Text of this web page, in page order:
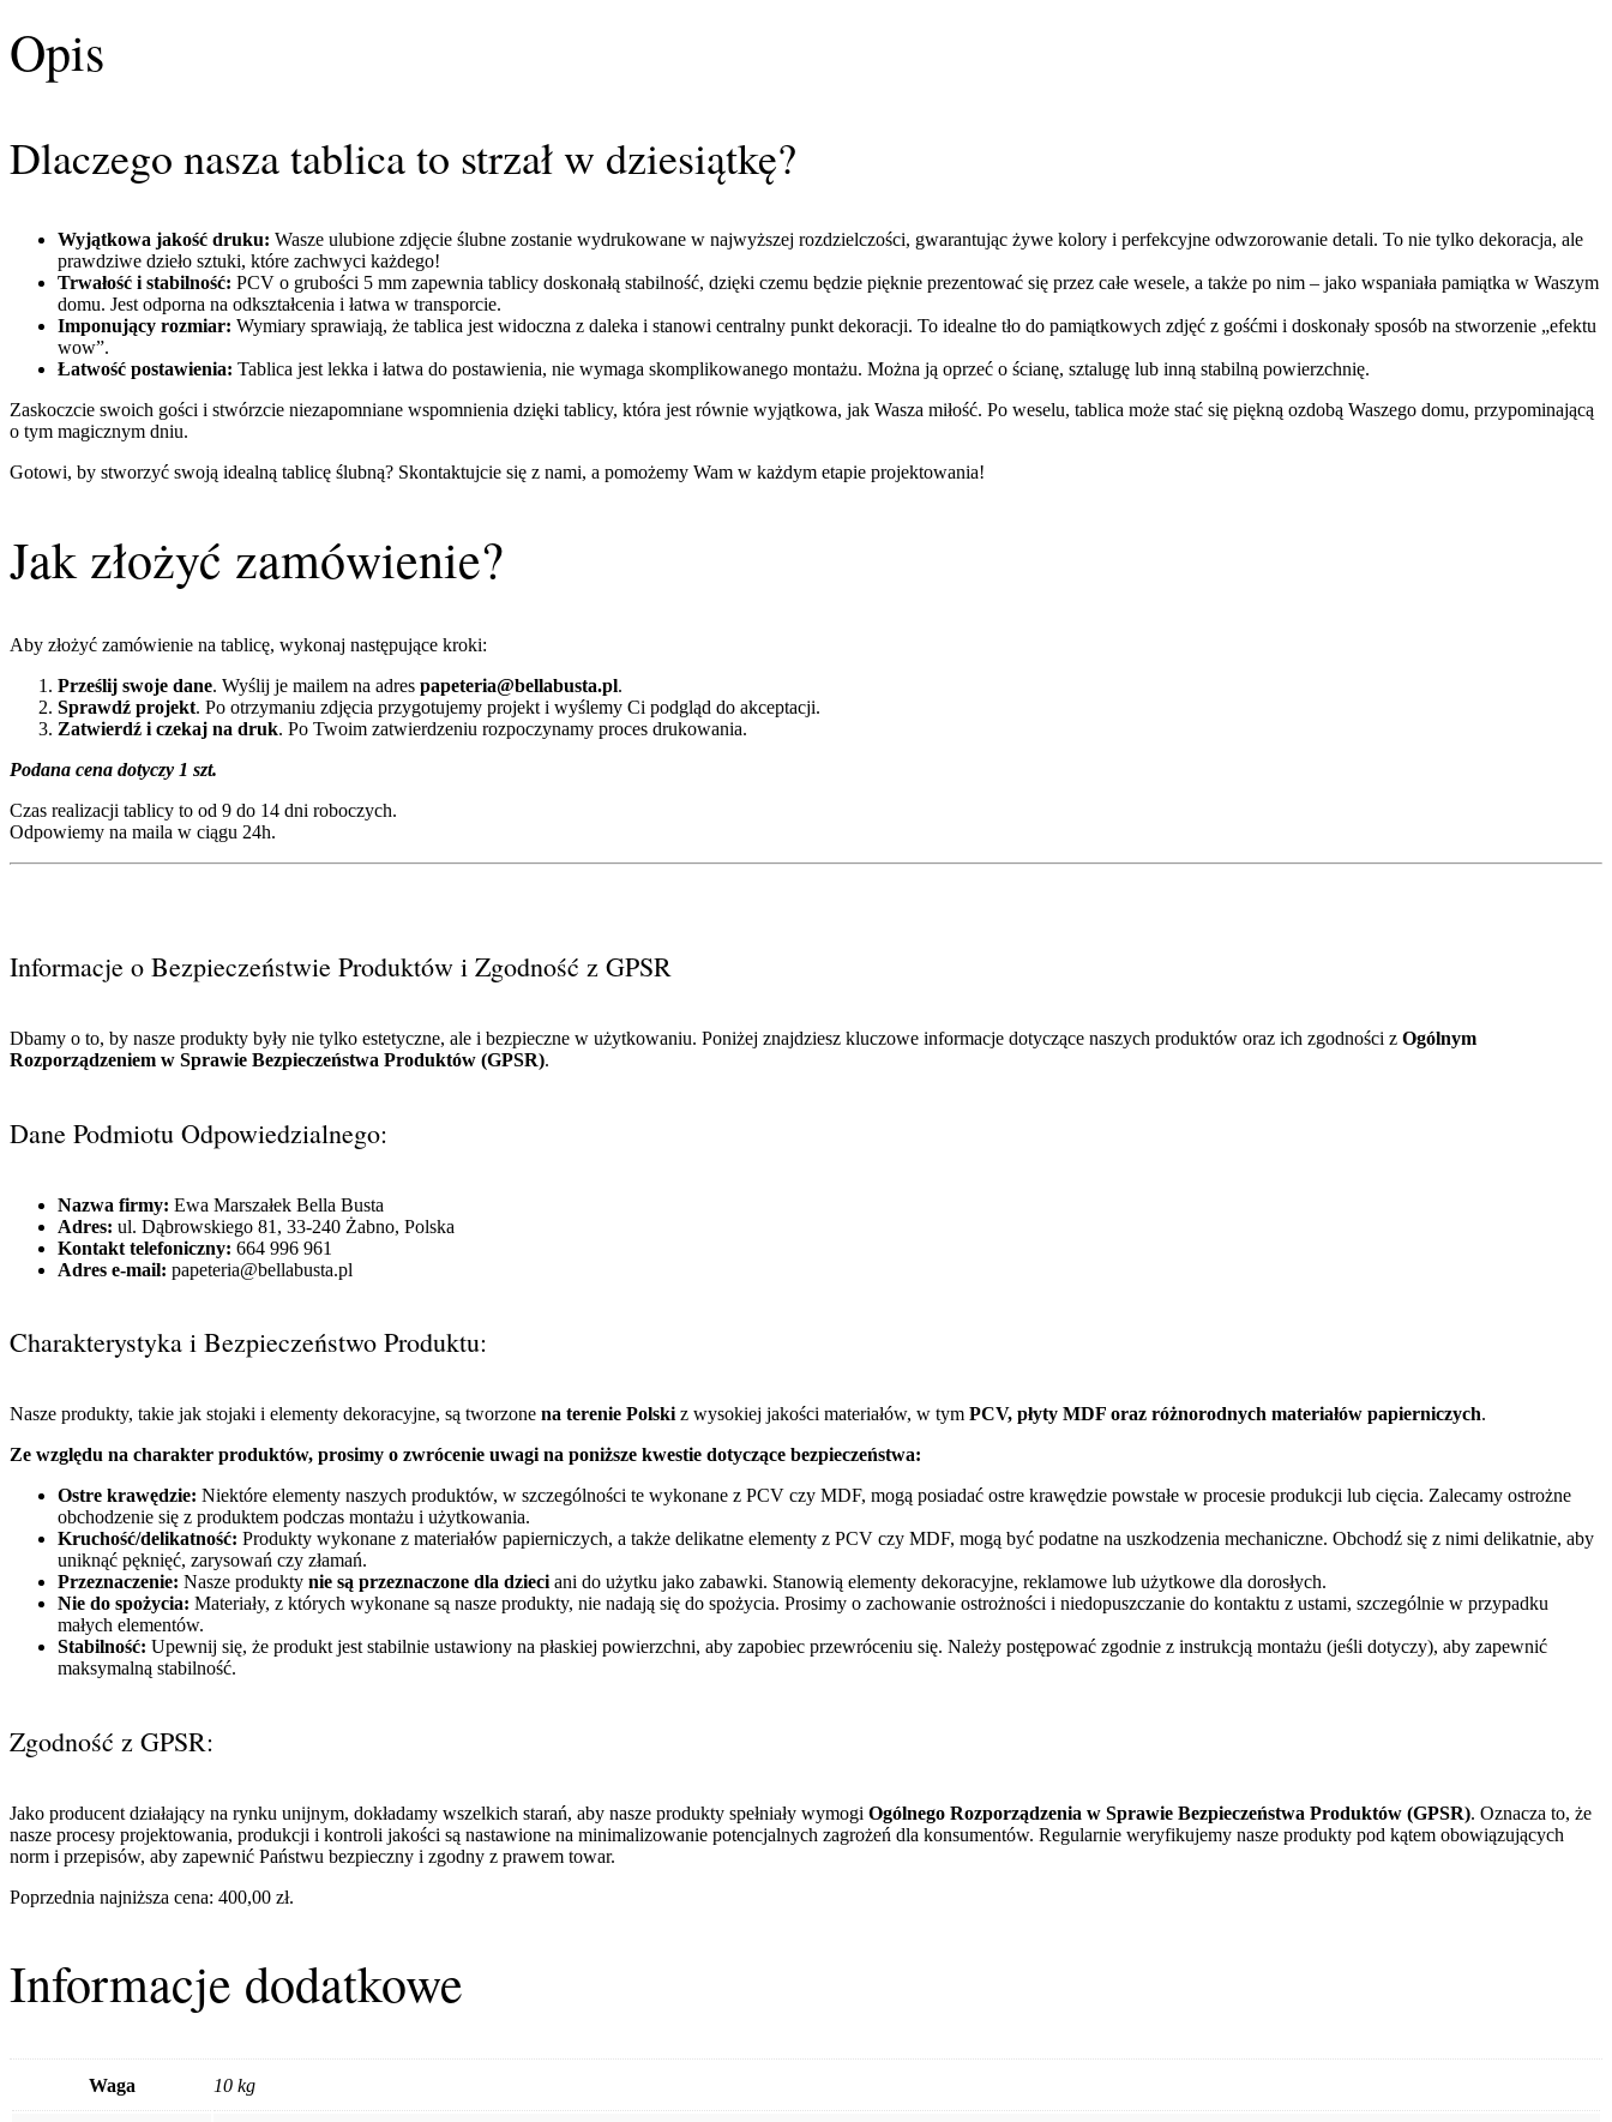
Opis
Dlaczego nasza tablica to strzał w dziesiątkę?
Wyjątkowa jakość druku: Wasze ulubione zdjęcie ślubne zostanie wydrukowane w najwyższej rozdzielczości, gwarantując żywe kolory i perfekcyjne odwzorowanie detali. To nie tylko dekoracja, ale
prawdziwe dzieło sztuki, które zachwyci każdego!
Trwałość i stabilność: PCV o grubości 5 mm zapewnia tablicy doskonałą stabilność, dzięki czemu będzie pięknie prezentować się przez całe wesele, a także po nim – jako wspaniała pamiątka w Waszym
domu. Jest odporna na odkształcenia i łatwa w transporcie.
Imponujący rozmiar: Wymiary sprawiają, że tablica jest widoczna z daleka i stanowi centralny punkt dekoracji. To idealne tło do pamiątkowych zdjęć z gośćmi i doskonały sposób na stworzenie „efektu
wow”.
Łatwość postawienia: Tablica jest lekka i łatwa do postawienia, nie wymaga skomplikowanego montażu. Można ją oprzeć o ścianę, sztalugę lub inną stabilną powierzchnię.
Zaskoczcie swoich gości i stwórzcie niezapomniane wspomnienia dzięki tablicy, która jest równie wyjątkowa, jak Wasza miłość. Po weselu, tablica może stać się piękną ozdobą Waszego domu, przypominającą
o tym magicznym dniu.
Gotowi, by stworzyć swoją idealną tablicę ślubną? Skontaktujcie się z nami, a pomożemy Wam w każdym etapie projektowania!
Jak złożyć zamówienie?
Aby złożyć zamówienie na tablicę, wykonaj następujące kroki:
Prześlij swoje dane. Wyślij je mailem na adres papeteria@bellabusta.pl.
Sprawdź projekt. Po otrzymaniu zdjęcia przygotujemy projekt i wyślemy Ci podgląd do akceptacji.
Zatwierdź i czekaj na druk. Po Twoim zatwierdzeniu rozpoczynamy proces drukowania.
Podana cena dotyczy 1 szt.
Czas realizacji tablicy to od 9 do 14 dni roboczych.
Odpowiemy na maila w ciągu 24h.
Informacje o Bezpieczeństwie Produktów i Zgodność z GPSR
Dbamy o to, by nasze produkty były nie tylko estetyczne, ale i bezpieczne w użytkowaniu. Poniżej znajdziesz kluczowe informacje dotyczące naszych produktów oraz ich zgodności z Ogólnym
Rozporządzeniem w Sprawie Bezpieczeństwa Produktów (GPSR).
Dane Podmiotu Odpowiedzialnego:
Nazwa firmy: Ewa Marszałek Bella Busta
Adres: ul. Dąbrowskiego 81, 33-240 Żabno, Polska
Kontakt telefoniczny: 664 996 961
Adres e-mail: papeteria@bellabusta.pl
Charakterystyka i Bezpieczeństwo Produktu:
Nasze produkty, takie jak stojaki i elementy dekoracyjne, są tworzone na terenie Polski z wysokiej jakości materiałów, w tym PCV, płyty MDF oraz różnorodnych materiałów papierniczych.
Ze względu na charakter produktów, prosimy o zwrócenie uwagi na poniższe kwestie dotyczące bezpieczeństwa:
Ostre krawędzie: Niektóre elementy naszych produktów, w szczególności te wykonane z PCV czy MDF, mogą posiadać ostre krawędzie powstałe w procesie produkcji lub cięcia. Zalecamy ostrożne
obchodzenie się z produktem podczas montażu i użytkowania.
Kruchość/delikatność: Produkty wykonane z materiałów papierniczych, a także delikatne elementy z PCV czy MDF, mogą być podatne na uszkodzenia mechaniczne. Obchodź się z nimi delikatnie, aby
uniknąć pęknięć, zarysowań czy złamań.
Przeznaczenie: Nasze produkty nie są przeznaczone dla dzieci ani do użytku jako zabawki. Stanowią elementy dekoracyjne, reklamowe lub użytkowe dla dorosłych.
Nie do spożycia: Materiały, z których wykonane są nasze produkty, nie nadają się do spożycia. Prosimy o zachowanie ostrożności i niedopuszczanie do kontaktu z ustami, szczególnie w przypadku
małych elementów.
Stabilność: Upewnij się, że produkt jest stabilnie ustawiony na płaskiej powierzchni, aby zapobiec przewróceniu się. Należy postępować zgodnie z instrukcją montażu (jeśli dotyczy), aby zapewnić
maksymalną stabilność.
Zgodność z GPSR:
Jako producent działający na rynku unijnym, dokładamy wszelkich starań, aby nasze produkty spełniały wymogi Ogólnego Rozporządzenia w Sprawie Bezpieczeństwa Produktów (GPSR). Oznacza to, że
nasze procesy projektowania, produkcji i kontroli jakości są nastawione na minimalizowanie potencjalnych zagrożeń dla konsumentów. Regularnie weryfikujemy nasze produkty pod kątem obowiązujących
norm i przepisów, aby zapewnić Państwu bezpieczny i zgodny z prawem towar.
Poprzednia najniższa cena: 400,00 zł.
Informacje dodatkowe
Waga 10 kg